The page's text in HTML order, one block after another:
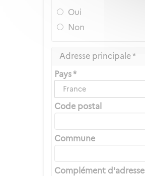
Oui
Non
Adresse principale *
Pays *
France
Code postal
Commune
Complément d'adresse